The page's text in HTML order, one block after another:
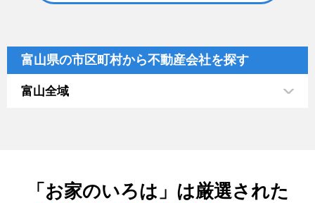
富山県の市区町村から不動産会社を探す
富山全域
「お家のいろは」は厳選された